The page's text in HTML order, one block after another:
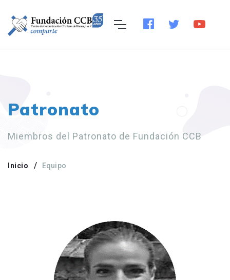
Patronato
Miembros del Patronato de Fundación CCB
Inicio Equipo